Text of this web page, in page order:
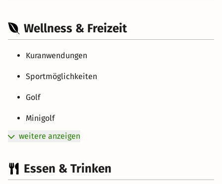
Wellness & Freizeit
Kuranwendungen
Sportmöglichkeiten
Golf
Minigolf
weitere anzeigen
Essen & Trinken